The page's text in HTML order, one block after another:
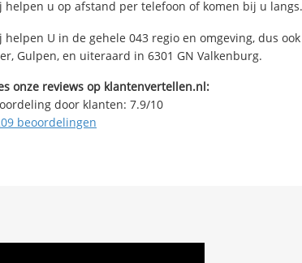
helpen u op afstand per telefoon of komen bij u langs.
helpen U in de gehele 043 regio en omgeving, dus
Gulpen, en uiteraard in 6301 GN Valkenburg.
onze reviews op klantenvertellen.nl:
door klanten: 7.9/10
beoordelingen